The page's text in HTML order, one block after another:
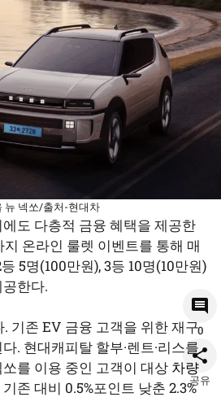
뉴 넥쏘/출처-현대차
도 다층적 금융 혜택을 제공한
지 온라인 룰렛 이벤트를 통해 매
5명(100만원), 3등 10명(10만원)
한다.
기존 EV 금융 고객을 위한 재구
. 현대캐피탈 할부·렌트·리스를
를 이용 중인 고객이 대상 차량
존 대비 0.5%포인트 낮춘 2.3%
0
공유